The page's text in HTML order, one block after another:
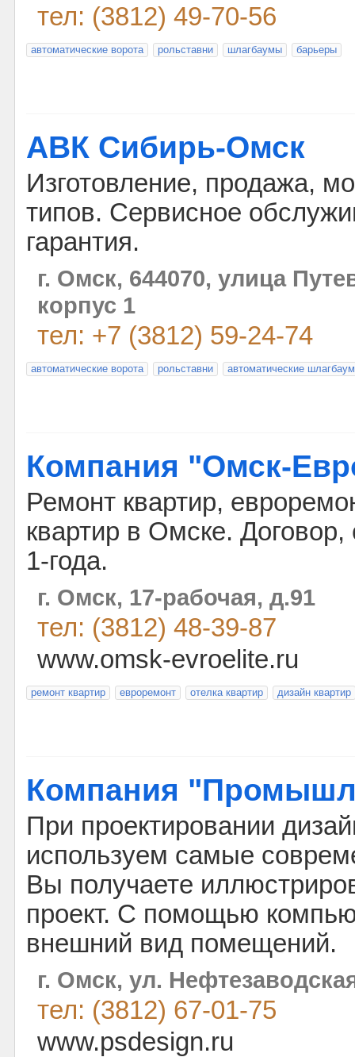
тел: (3812) 49-70-56
автоматические ворота рольставни шлагбаумы барьеры
АВК Сибирь-Омск
Изготовление, продажа,
типов. Сервисное
гарантия.
г. Омск, 644070, улица
корпус 1
тел: +7 (3812) 59-24-74
автоматические ворота рольставни автоматические
Компания "Омск-
Ремонт квартир,
квартир в Омске. Договор,
1-года.
г. Омск, 17-рабочая, д.91
тел: (3812) 48-39-87
www.omsk-evroelite.ru
ремонт квартир евроремонт отелка квартир дизайн квартир
Компания
При проектировании
используем самые
Вы получаете
проект. С помощью
внешний вид помещений.
г. Омск, ул.
тел: (3812) 67-01-75
www.psdesign.ru